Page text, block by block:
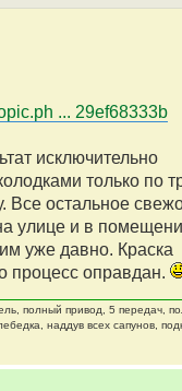
... 29ef68333b
исключительно
только по
Все остальное
улице и в
уже давно. Краска
процесс оправдан.
полный привод, 5 передач,
наддув всех сапунов,